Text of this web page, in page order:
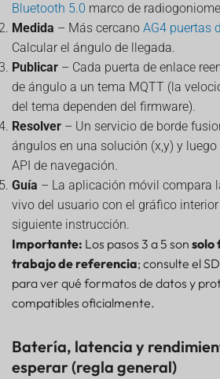
Bluetooth 5.0 marco de
Medida – Más cercano AG4 puertas
Calcular el ángulo de llegada.
Publicar – Cada puerta de enlace
de ángulo a un tema MQTT (la
del tema dependen del firmware).
Resolver – Un servicio de borde
ángulos en una solución (x,y) y
API de navegación.
Guía – La aplicación móvil compara
vivo del usuario con el gráfico
siguiente instrucción.
Importante: Los pasos 3 a 5 son solo
trabajo de referencia; consulte el
para ver qué formatos de datos y
compatibles oficialmente.
Batería, latencia y
esperar (regla general)